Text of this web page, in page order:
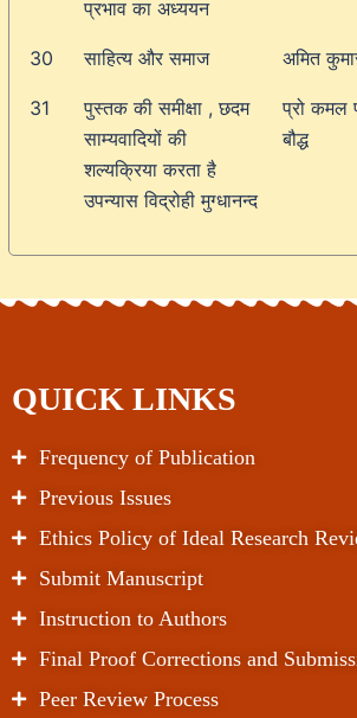
प्रभाव का अध्ययन
30 साहित्य और समाज अमित
31
पुस्तक की समीक्षा , छदम
साम्यवादियों की
शल्यक्रिया करता है
उपन्यास विद्रोही मुग्धानन्द
प्रो कमल
बौद्ध
QUICK LINKS
Frequency of Publication
Previous Issues
Ethics Policy of Ideal Research
Submit Manuscript
Instruction to Authors
Final Proof Corrections and
Peer Review Process